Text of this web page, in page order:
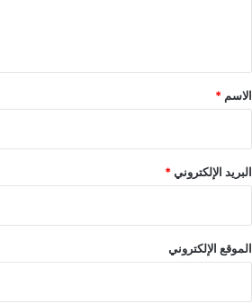
*
الاسم *
البريد الإلكتروني*
الموقع الإلكتروني